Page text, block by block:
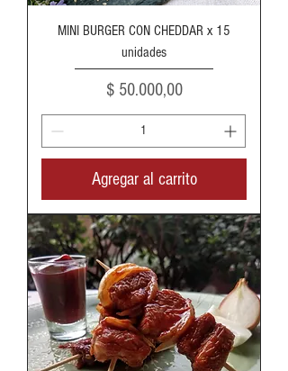
MINI BURGER CON CHEDDAR x 15
unidades
Precio
$ 50.000,00
Agregar al carrito